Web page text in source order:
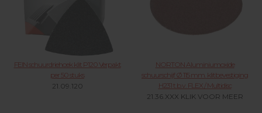
FEIN schuurdriehoek klit P120 Verpakt
per 50 stuks
21.09.120
NORTON Aluminiumoxide
schuurschijf Ø 115 mm. klitbevestiging
H231 t.b.v. FLEX / Multidisc
21.36.XXX KLIK VOOR MEER